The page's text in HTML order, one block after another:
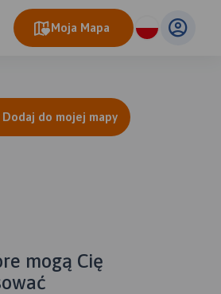
Moja Mapa
Dodaj do mojej mapy
mogą Cię